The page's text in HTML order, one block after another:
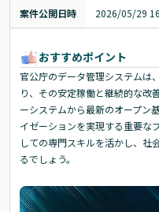
案件公開日時 2026/05/29
おすすめポイント
官公庁のデータ管理システムは
り、その安定稼働と継続的な改
ーシステムから最新のオープン
イゼーションを実現する重要な
しての専門スキルを活かし、社
るでしょう。